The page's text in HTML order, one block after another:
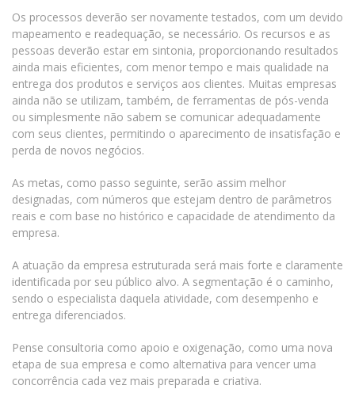
Os processos deverão ser novamente testados, com um devido
mapeamento e readequação, se necessário. Os recursos e as
pessoas deverão estar em sintonia, proporcionando resultados
ainda mais eficientes, com menor tempo e mais qualidade na
entrega dos produtos e serviços aos clientes. Muitas empresas
ainda não se utilizam, também, de ferramentas de pós-venda
ou simplesmente não sabem se comunicar adequadamente
com seus clientes, permitindo o aparecimento de insatisfação e
perda de novos negócios.
As metas, como passo seguinte, serão assim melhor
designadas, com números que estejam dentro de parâmetros
reais e com base no histórico e capacidade de atendimento da
empresa.
A atuação da empresa estruturada será mais forte e claramente
identificada por seu público alvo. A segmentação é o caminho,
sendo o especialista daquela atividade, com desempenho e
entrega diferenciados.
Pense consultoria como apoio e oxigenação, como uma nova
etapa de sua empresa e como alternativa para vencer uma
concorrência cada vez mais preparada e criativa.